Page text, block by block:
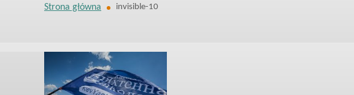
Strona główna invisible-10